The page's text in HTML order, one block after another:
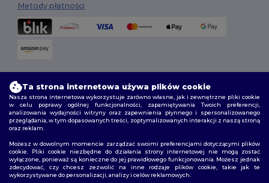
Metody płatności
Śledź nas
Ta strona internetowa używa plików cookie
Nasza strona internetowa wykorzystuje zarówno własne, jak i zewnętrzne pliki cookie
w celu poprawy ogólnej funkcjonalności, zapamiętywania Twoich preferencji,
analizowania wydajności witryny oraz zapewnienia płynnego i spersonalizowanego
przeglądania, w tym dopasowanych treści, zoptymalizowanych interakcji z naszą stroną
oraz reklam.
Możesz w dowolnym momencie zarządzać swoimi preferencjami dotyczącymi plików
cookie. Pliki cookie niezbędne do działania strony internetowej nie mogą zostać
wyłączone, ponieważ są konieczne do jej prawidłowego funkcjonowania. Możesz jednak
zdecydować, czy chcesz zezwolić na inne rodzaje plików cookie, takie jak te
wykorzystywane do personalizacji, analizy i celów reklamowych.